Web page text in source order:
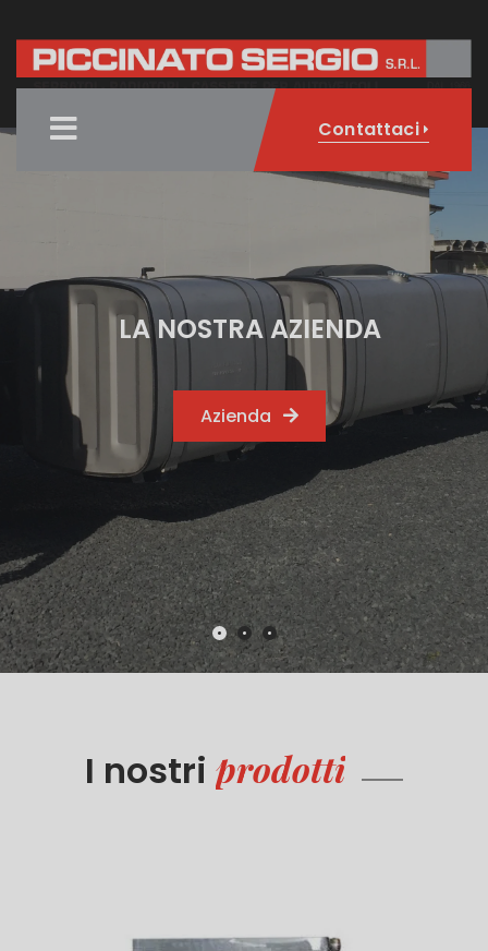
Contattaci
LA NOSTRA AZIENDA
Azienda
I nostri prodotti